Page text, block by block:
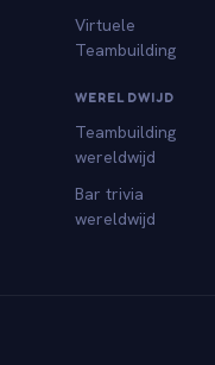
Virtuele
Teambuilding
WERELDWIJD
Teambuilding
wereldwijd
Bar trivia
wereldwijd